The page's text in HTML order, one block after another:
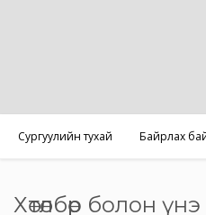
Сургуулийн тухай Байрлах
Хөтөлбөр болон үнэ